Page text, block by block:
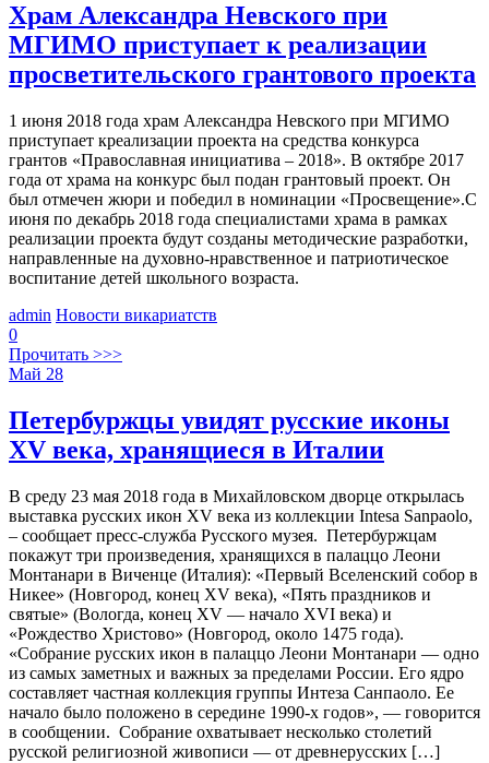
Храм Александра Невского при
МГИМО приступает к реализации
просветительского грантового проекта
1 июня 2018 года храм Александра Невского при МГИМО
приступает креализации проекта на средства конкурса
грантов «Православная инициатива – 2018». В октябре 2017
года от храма на конкурс был подан грантовый проект. Он
был отмечен жюри и победил в номинации «Просвещение».С
июня по декабрь 2018 года специалистами храма в рамках
реализации проекта будут созданы методические разработки,
направленные на духовно-нравственное и патриотическое
воспитание детей школьного возраста.
admin Новости викариатств
0
Прочитать >>>
Май 28
Петербуржцы увидят русские иконы
XV века, хранящиеся в Италии
В среду 23 мая 2018 года в Михайловском дворце открылась
выставка русских икон XV века из коллекции Intesa Sanpaolo,
– сообщает пресс-служба Русского музея. Петербуржцам
покажут три произведения, хранящихся в палаццо Леони
Монтанари в Виченце (Италия): «Первый Вселенский собор в
Никее» (Новгород, конец XV века), «Пять праздников и
святые» (Вологда, конец XV — начало XVI века) и
«Рождество Христово» (Новгород, около 1475 года).
«Собрание русских икон в палаццо Леони Монтанари — одно
из самых заметных и важных за пределами России. Его ядро
составляет частная коллекция группы Интеза Санпаоло. Ее
начало было положено в середине 1990-х годов», — говорится
в сообщении. Собрание охватывает несколько столетий
русской религиозной живописи — от древнерусских […]